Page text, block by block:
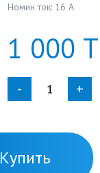
Номин ток: 16 А
1 000 Т
- +
Купить